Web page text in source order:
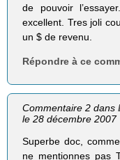
de pouvoir
excellent. Tres joli
un $ de revenu.
Répondre à ce
Commentaire 2 dans
le 28 décembre 2007
Superbe doc,
ne mentionnes pas